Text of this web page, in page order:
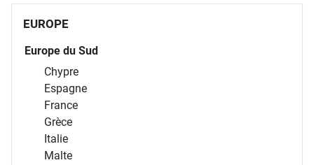
EUROPE
Europe du Sud
Chypre
Espagne
France
Grèce
Italie
Malte